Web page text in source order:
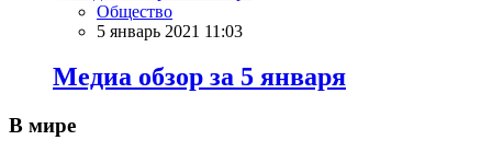
Общество
5 январь 2021 11:03
Meдиа обзор за 5 января
В мире